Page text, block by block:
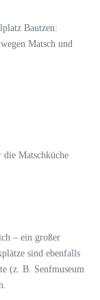
Bautzen:
Matsch und
Matschküche
– ein großer
sind ebenfalls
(z. B. Senfmuseum